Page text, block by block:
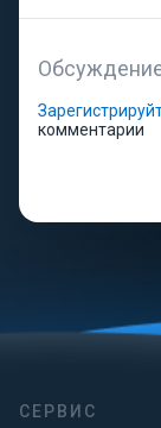
комментарии
СЕРВИС